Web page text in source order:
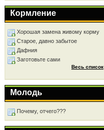
Кормление
Хорошая замена живому корму
Старое, давно забытое
Дафния
Заготовьте сами
Весь список
Молодь
Почему, отчего???